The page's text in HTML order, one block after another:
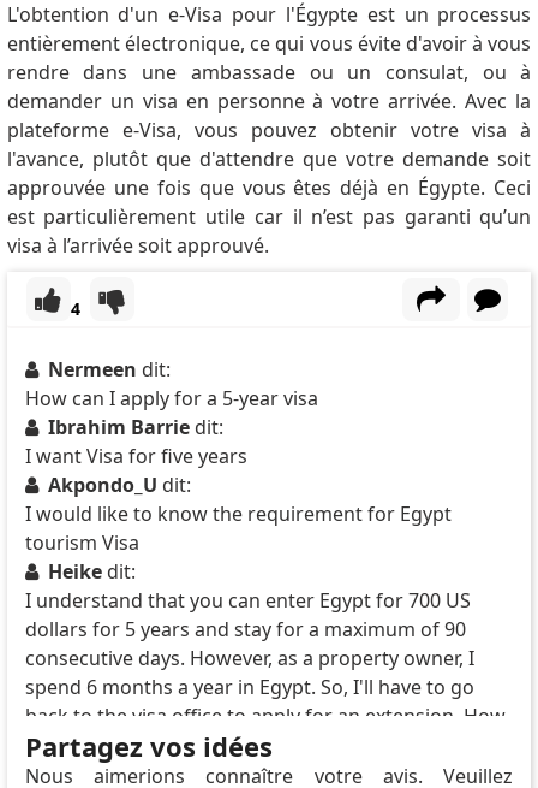
L'obtention d'un e-Visa pour l'Égypte est un processus
entièrement électronique, ce qui vous évite d'avoir à vous
rendre dans une ambassade ou un consulat, ou à
demander un visa en personne à votre arrivée.Avec la
plateforme e-Visa, vous pouvez obtenir votre visa à
l'avance, plutôt que d'attendre que votre demande soit
approuvée une fois que vous êtes déjà en Égypte. Ceci
est particulièrement utile car il n’est pas garanti qu’un
visa à l’arrivée soit approuvé.
4
Nermeen dit:
How can I apply for a 5-year visa
Ibrahim Barrie dit:
I want Visa for five years
Akpondo_U dit:
I would like to know the requirement for Egypt
tourism Visa
Heike dit:
I understand that you can enter Egypt for 700 US
dollars for 5 years and stay for a maximum of 90
consecutive days. However, as a property owner, I
spend 6 months a year in Egypt. So, I'll have to go
back to the visa office to apply for an extension. How
much will the extension cost? I heard that an
extension costs 7,100 LE, regardless of whether it's
Partagez vos idées
Nous aimerions connaître votre avis. Veuillez